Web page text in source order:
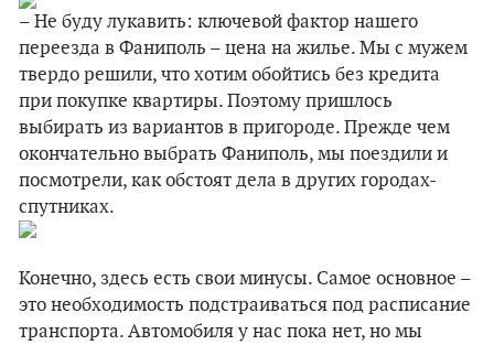
– Не буду лукавить: ключевой фактор нашего
переезда в Фаниполь – цена на жилье. Мы с мужем
твердо решили, что хотим обойтись без кредита
при покупке квартиры. Поэтому пришлось
выбирать из вариантов в пригороде. Прежде чем
окончательно выбрать Фаниполь, мы поездили и
посмотрели, как обстоят дела в других городах-
спутниках.
Конечно, здесь есть свои минусы. Самое основное –
это необходимость подстраиваться под расписание
транспорта. Автомобиля у нас пока нет, но мы